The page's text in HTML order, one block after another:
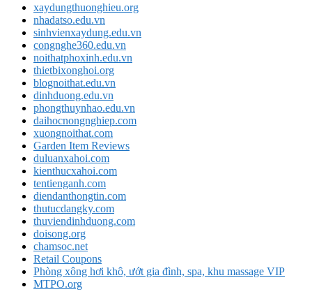
xaydungthuonghieu.org
nhadatso.edu.vn
sinhvienxaydung.edu.vn
congnghe360.edu.vn
noithatphoxinh.edu.vn
thietbixonghoi.org
blognoithat.edu.vn
dinhduong.edu.vn
phongthuynhao.edu.vn
daihocnongnghiep.com
xuongnoithat.com
Garden Item Reviews
duluanxahoi.com
kienthucxahoi.com
tentienganh.com
diendanthongtin.com
thutucdangky.com
thuviendinhduong.com
doisong.org
chamsoc.net
Retail Coupons
Phòng xông hơi khô, ướt gia đình, spa, khu massage VIP
MTPO.org